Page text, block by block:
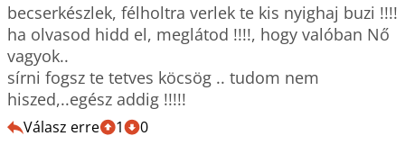
becserkészlek, félholtra verlek te kis nyighaj buzi !!!!
ha olvasod hidd el, meglátod !!!!, hogy valóban Nő
vagyok..
sírni fogsz te tetves köcsög .. tudom nem
hiszed,..egész addig !!!!!
Válasz erre 1 0